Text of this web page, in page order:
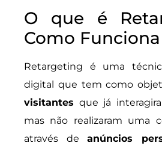
O que é
Como Funciona
Retargeting é uma
digital que tem como
visitantes que já
mas não realizaram uma
através de anúncios